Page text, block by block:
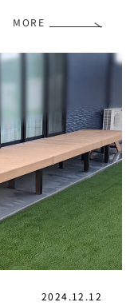
MORE
2024.12.12